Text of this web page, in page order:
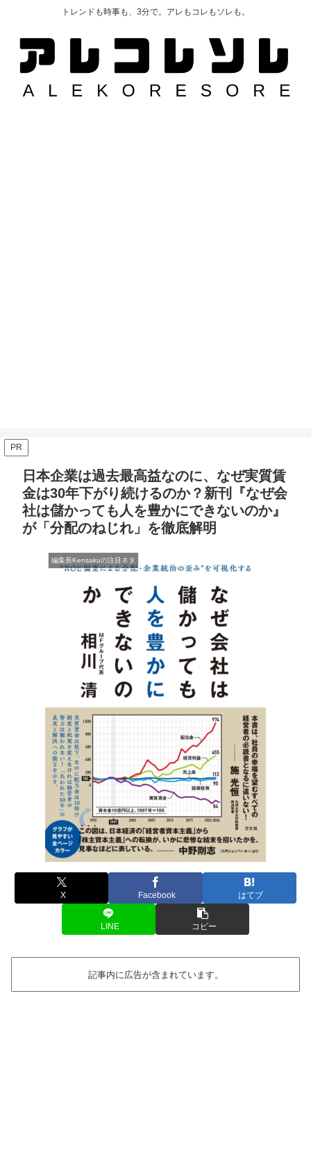
トレンドも時事も、3分で。アレもコレもソレも。
PR
日本企業は過去最高益なのに、なぜ実質賃
金は30年下がり続けるのか？新刊『なぜ会
社は儲かっても人を豊かにできないのか』
が「分配のねじれ」を徹底解明
編集長Kensakuの注目ネタ
X Facebook はてブ
LINE コピー
記事内に広告が含まれています。